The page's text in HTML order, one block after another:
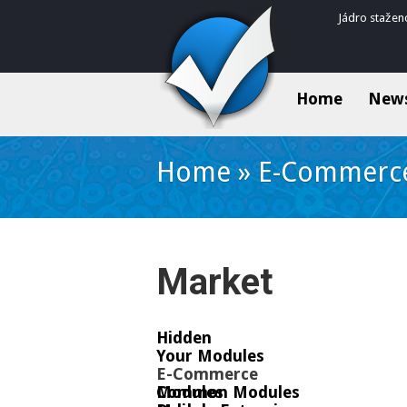
Jádro
Home
Home»E-
Market
Hidden
Your Modules
E-Commerce
Common Modules
Modules